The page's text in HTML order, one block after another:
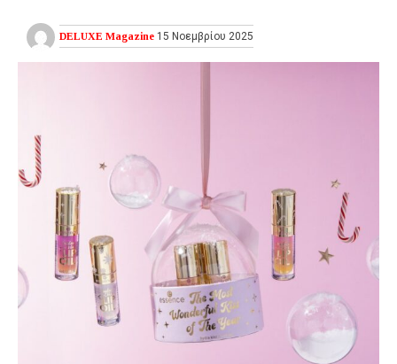
DELUXE Magazine 15 Νοεμβρίου 2025